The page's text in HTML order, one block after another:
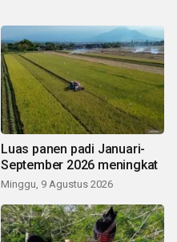
Luas panen padi Januari-
September 2026 meningkat
Minggu, 9 Agustus 2026